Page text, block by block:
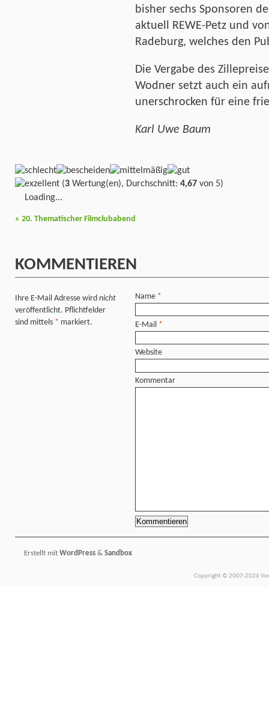
bisher sechs Sponsoren
aktuell REWE-Petz und
Radeburg, welches den
Die Vergabe des
Wodner setzt auch ein
unerschrocken für eine
Karl Uwe Baum
(3 Wertung(en), Durchschnitt: 4,67 von 5)
Loading...
« 20. Thematischer Filmclubabend
KOMMENTIEREN
Ihre E-Mail Adresse wird nicht
veröffentlicht. Pflichtfelder
sind mittels * markiert.
Name *
E-Mail *
Website
Kommentar
Erstellt mit WordPress & Sandbox
Copyright © 2007-2026